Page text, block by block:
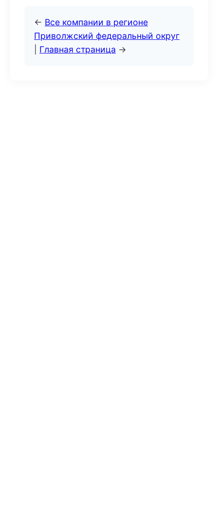
← Все компании в регионе
Приволжский федеральный округ
Главная страница →